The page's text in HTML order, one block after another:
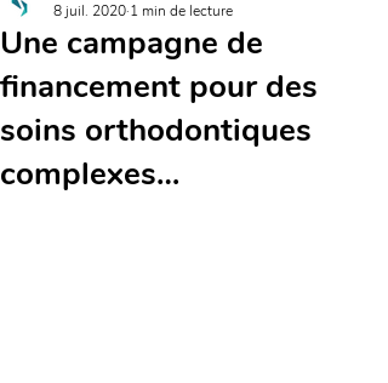
Une campagne de
financement pour des
soins orthodontiques
complexes…
8 juil. 2020 1 min de lecture